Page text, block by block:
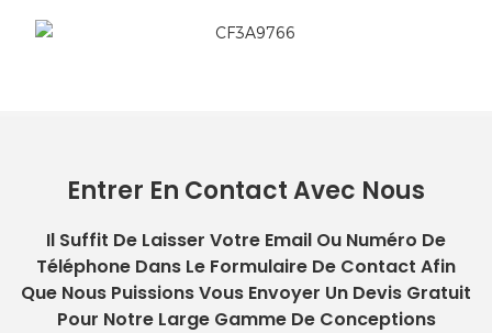
Entrer En Contact Avec Nous
Il Suffit De Laisser Votre Email Ou Numéro De
Téléphone Dans Le Formulaire De Contact Afin
Que Nous Puissions Vous Envoyer Un Devis Gratuit
Pour Notre Large Gamme De Conceptions